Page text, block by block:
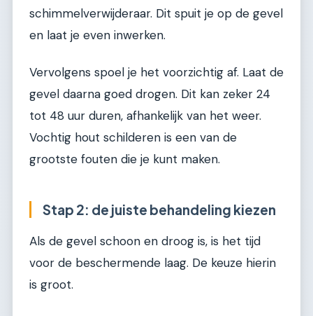
schimmelverwijderaar. Dit spuit je op de gevel
en laat je even inwerken.
Vervolgens spoel je het voorzichtig af. Laat de
gevel daarna goed drogen. Dit kan zeker 24
tot 48 uur duren, afhankelijk van het weer.
Vochtig hout schilderen is een van de
grootste fouten die je kunt maken.
Stap 2: de juiste behandeling kiezen
Als de gevel schoon en droog is, is het tijd
voor de beschermende laag. De keuze hierin
is groot.